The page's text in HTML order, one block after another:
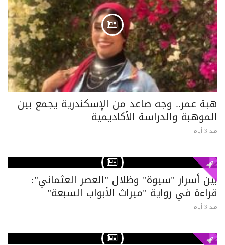
هبة عمر.. وجه صاعد من الإسكندرية يجمع بين
الموهبة والدراسة الأكاديمية
منذ 3 أيام
بين أسرار "سيوة" وظلال "العصر العثماني":
قراءة في رواية "ميراث الأبواب السبعة"
منذ 3 أيام